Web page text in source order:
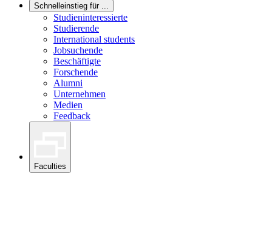
Schnelleinstieg für ...
Studieninteressierte
Studierende
International students
Jobsuchende
Beschäftigte
Forschende
Alumni
Unternehmen
Medien
Feedback
Faculties